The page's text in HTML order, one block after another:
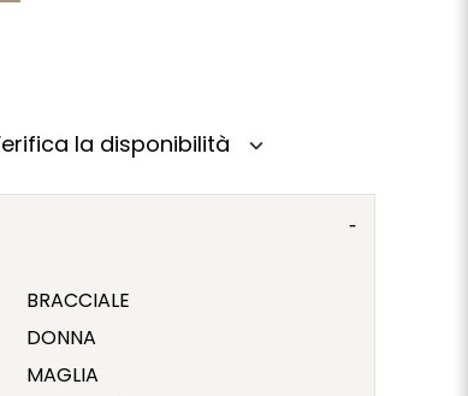
la disponibilità expand_more
BRACCIALE
DONNA
MAGLIA